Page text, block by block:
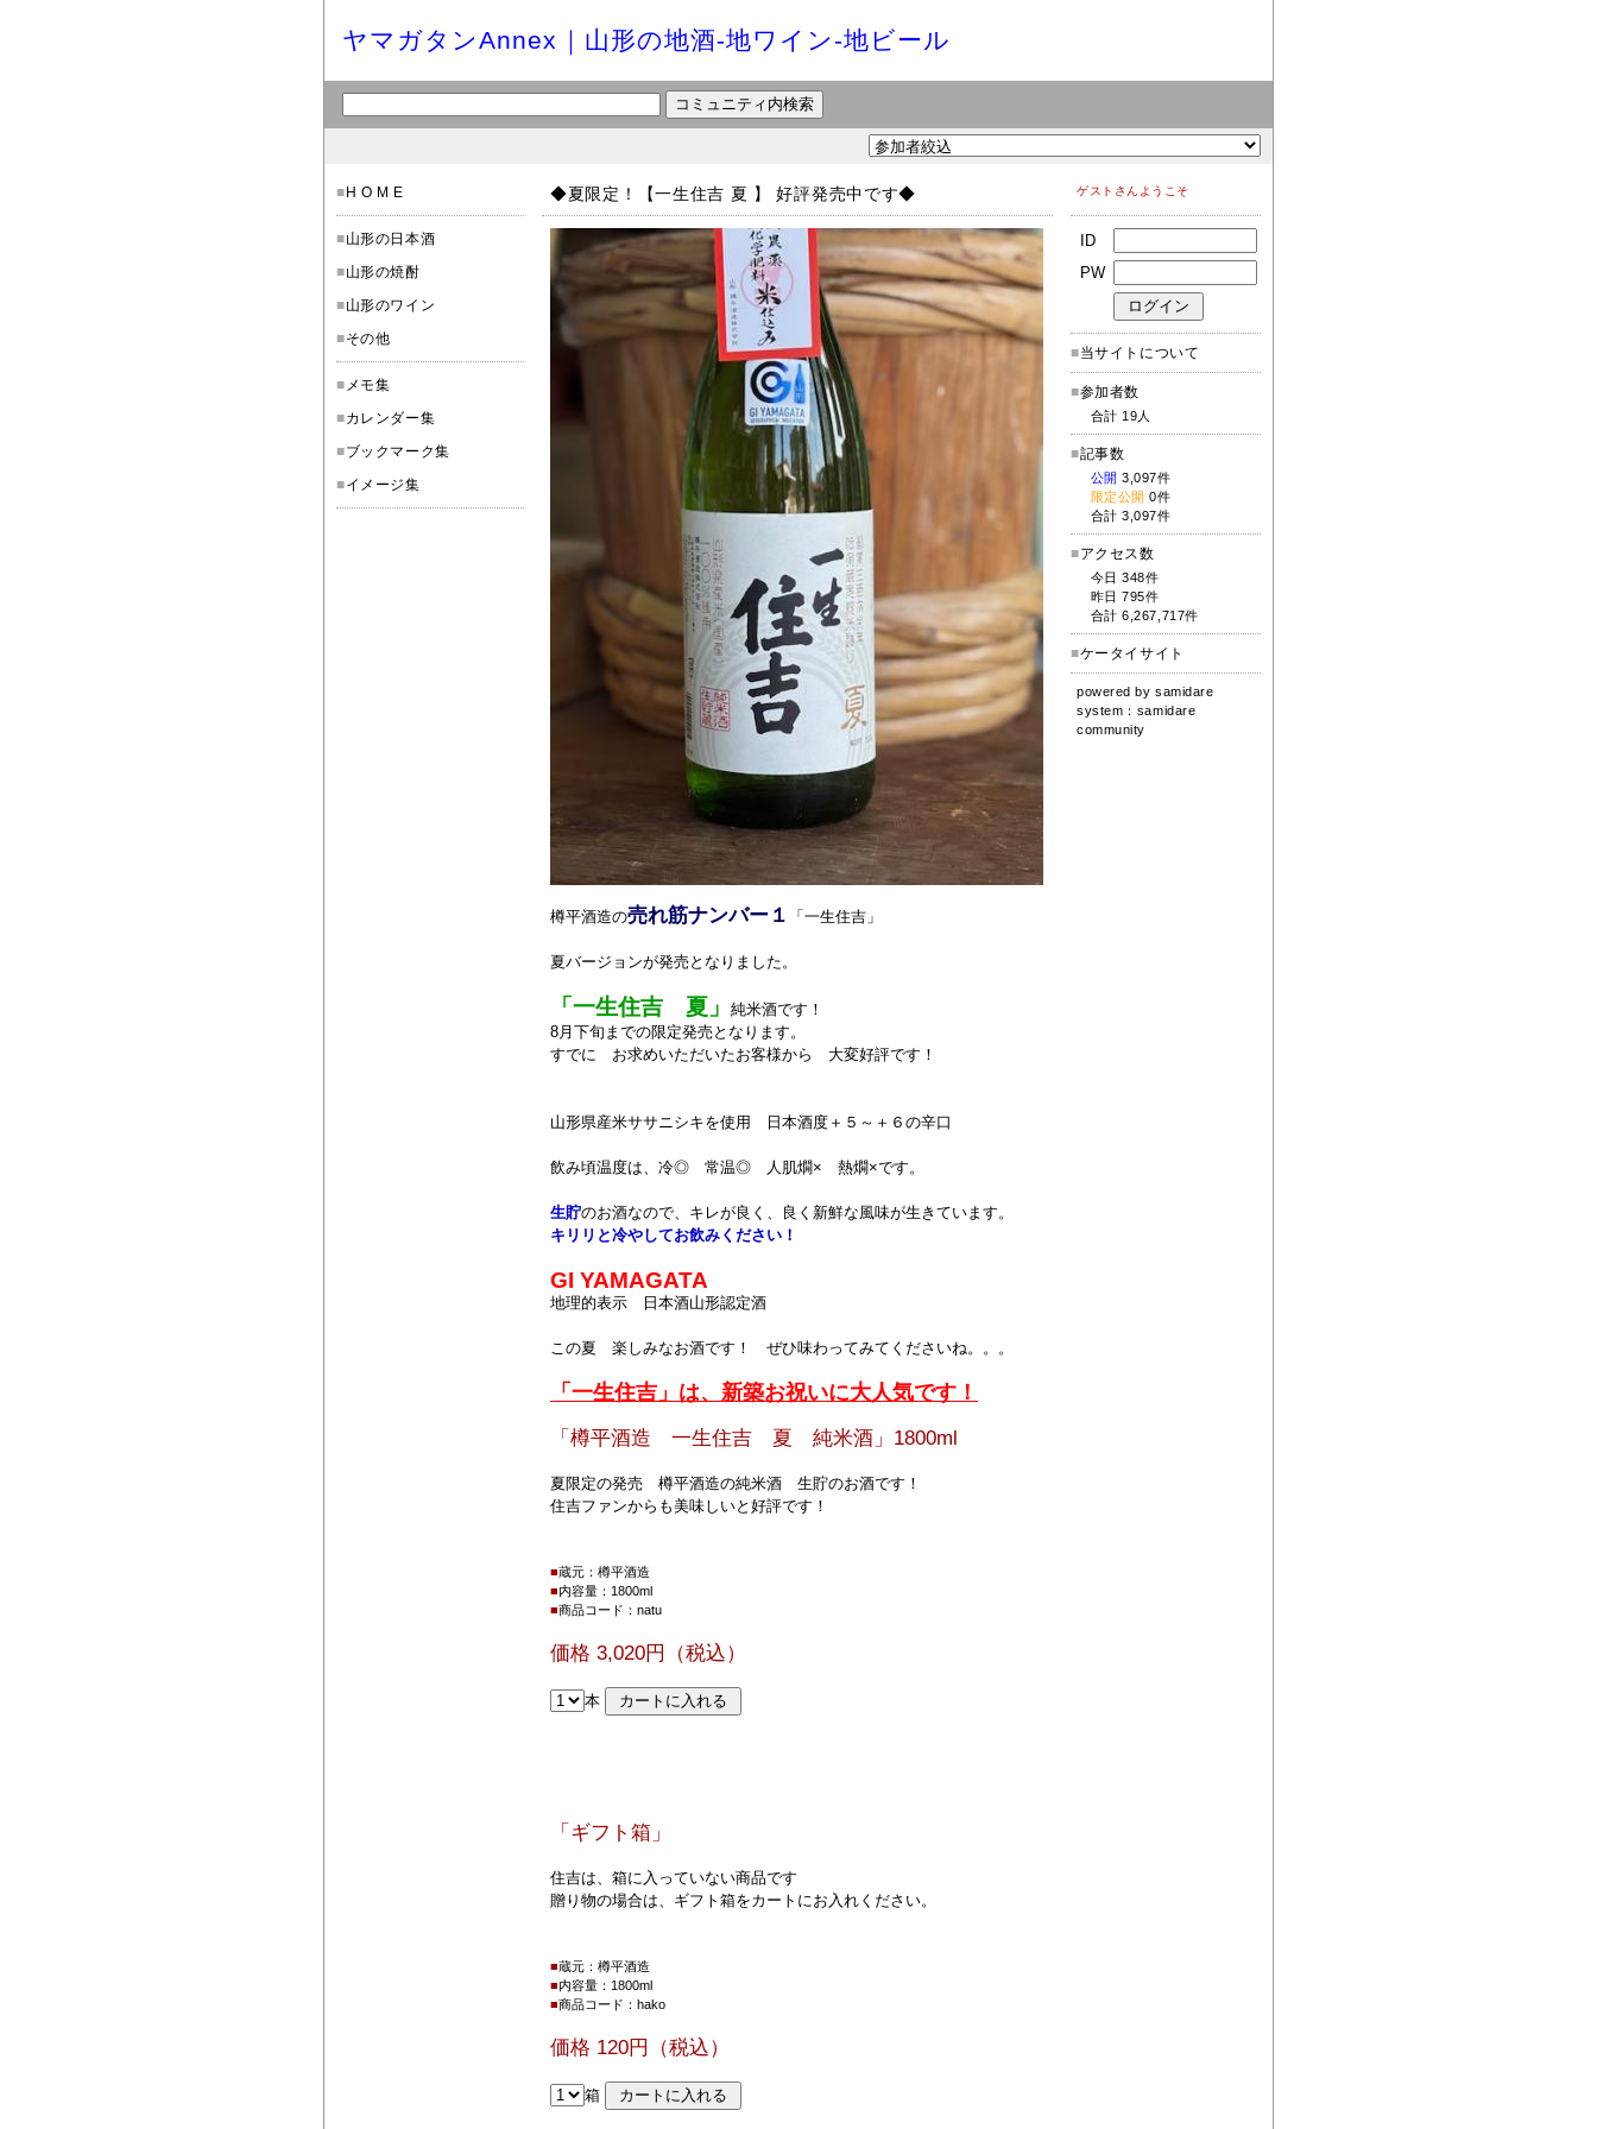
ヤマガタンAnnex｜山形の地酒-地ワイン-地ビール
■ H O M E
■山形の日本酒
■山形の焼酎
■山形のワイン
■その他
■ メモ集
■カレンダー集
■ブックマーク集
■イメージ集
◆夏限定！【一生住吉 夏 】 好評発売中です◆
樽平酒造の売れ筋ナンバー１ 「一生住吉」
夏バージョンが発売となりました。
「一生住吉 夏」
純米酒です！
8月下旬までの限定発売となります。
すでに お求めいただいたお客様から 大変好評です！
山形県産米ササニシキを使用 日本酒度＋５～＋６の辛口
飲み頃温度は、冷◎ 常温◎ 人肌燗× 熱燗×です。
生貯のお酒なので、キレが良く、良く新鮮な風味が生きています。
キリリと冷やしてお飲みください！
GI YAMAGATA
地理的表示 日本酒山形認定酒
この夏 楽しみなお酒です！ ぜひ味わってみてくださいね。。。
「一生住吉」は、新築お祝いに大人気です！
「樽平酒造 一生住吉 夏 純米酒」1800ml
夏限定の発売 樽平酒造の純米酒 生貯のお酒です！
住吉ファンからも美味しいと好評です！
■蔵元：樽平酒造
■内容量：1800ml
■商品コード：natu
価格 3,020円（税込）
本
「ギフト箱」
住吉は、箱に入っていない商品です
贈り物の場合は、ギフト箱をカートにお入れください。
■蔵元：樽平酒造
■内容量：1800ml
■商品コード：hako
価格 120円（税込）
箱
ゲストさんようこそ
ID
PW
■当サイトについて
■参加者数
合計 19人
■記事数
公開 3,097件
限定公開 0件
合計 3,097件
■アクセス数
今日 348件
昨日 795件
合計 6,267,717件
■ケータイサイト
powered bysamidare
system： samidare
community